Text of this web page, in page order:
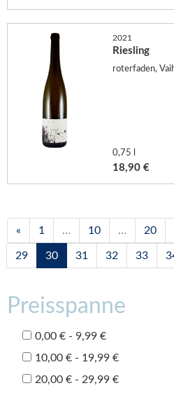
2021
Riesling
roterfaden,
0,75 l
18,90 €
« 1 … 10 … 20
29 30 31 32 33
Preisspanne
0,00 € - 9,99 €
10,00 € - 19,99 €
20,00 € - 29,99 €